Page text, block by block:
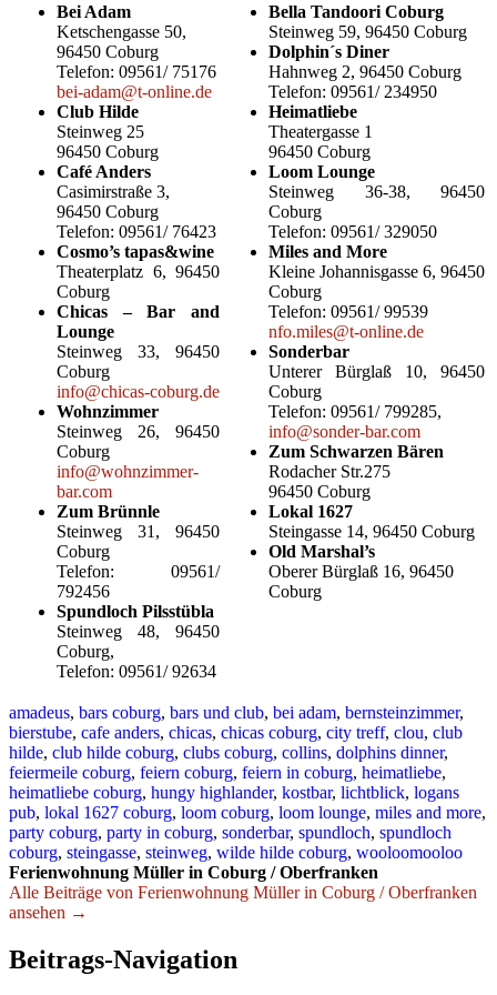
Bei Adam
Ketschengasse 50,
96450 Coburg
Telefon: 09561/ 75176
bei-adam@t-online.de
Club Hilde
Steinweg 25
96450 Coburg
Café Anders
Casimirstraße 3,
96450 Coburg
Telefon: 09561/ 76423
Cosmo’s tapas&wine
Theaterplatz 6, 96450
Coburg
Chicas – Bar and
Lounge
Steinweg 33, 96450
Coburg
info@chicas-coburg.de
Wohnzimmer
Steinweg 26, 96450
Coburg
info@wohnzimmer-
bar.com
Zum Brünnle
Steinweg 31, 96450
Coburg
Telefon: 09561/
792456
Spundloch Pilsstübla
Steinweg 48, 96450
Coburg,
Telefon: 09561/ 92634
Bella Tandoori Coburg
Steinweg 59, 96450 Coburg
Dolphin´s Diner
Hahnweg 2, 96450 Coburg
Telefon: 09561/ 234950
Heimatliebe
Theatergasse 1
96450 Coburg
Loom Lounge
Steinweg 36-38, 96450
Coburg
Telefon: 09561/ 329050
Miles and More
Kleine Johannisgasse 6, 96450
Coburg
Telefon: 09561/ 99539
nfo.miles@t-online.de
Sonderbar
Unterer Bürglaß 10, 96450
Coburg
Telefon: 09561/ 799285,
info@sonder-bar.com
Zum Schwarzen Bären
Rodacher Str.275
96450 Coburg
Lokal 1627
Steingasse 14, 96450 Coburg
Old Marshal’s
Oberer Bürglaß 16, 96450
Coburg
amadeus, bars coburg, bars und club, bei adam, bernsteinzimmer,
bierstube, cafe anders, chicas, chicas coburg, city treff, clou, club
hilde, club hilde coburg, clubs coburg, collins, dolphins dinner,
feiermeile coburg, feiern coburg, feiern in coburg, heimatliebe,
heimatliebe coburg, hungy highlander, kostbar, lichtblick, logans
pub, lokal 1627 coburg, loom coburg, loom lounge, miles and more,
party coburg, party in coburg, sonderbar, spundloch, spundloch
coburg, steingasse, steinweg, wilde hilde coburg, wooloomooloo
Ferienwohnung Müller in Coburg / Oberfranken
Alle Beiträge von Ferienwohnung Müller in Coburg / Oberfranken
ansehen →
Beitrags-Navigation